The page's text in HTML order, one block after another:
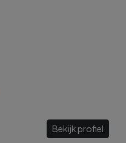
Bekijk profiel